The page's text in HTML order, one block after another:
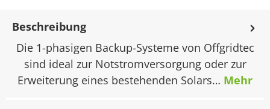
Beschreibung
Die 1-phasigen Backup-Systeme von Offgridtec
sind ideal zur Notstromversorgung oder zur
Erweiterung eines bestehenden Solars… Mehr